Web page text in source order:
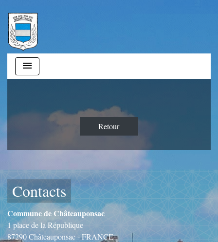
menu
Retour
Contacts
Commune de Châteauponsac
1 place de la République
87290 Châteauponsac - FRANCE